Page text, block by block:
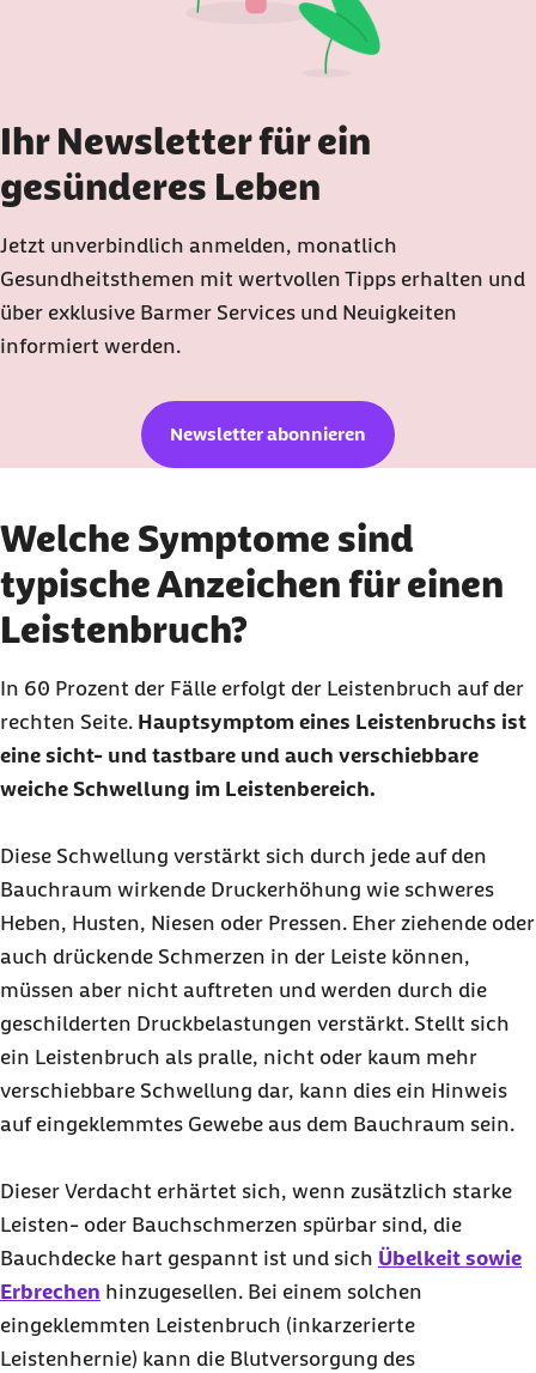
Ihr Newsletter für ein
gesünderes Leben
Jetzt unverbindlich anmelden, monatlich
Gesundheitsthemen mit wertvollen Tipps erhalten und
über exklusive Barmer Services und Neuigkeiten
informiert werden.
Newsletter abonnieren
Welche Symptome sind
typische Anzeichen für einen
Leistenbruch?
In 60 Prozent der Fälle erfolgt der Leistenbruch auf der
rechten Seite. Hauptsymptom eines Leistenbruchs ist
eine sicht- und tastbare und auch verschiebbare
weiche Schwellung im Leistenbereich.
Diese Schwellung verstärkt sich durch jede auf den
Bauchraum wirkende Druckerhöhung wie schweres
Heben, Husten, Niesen oder Pressen. Eher ziehende oder
auch drückende Schmerzen in der Leiste können,
müssen aber nicht auftreten und werden durch die
geschilderten Druckbelastungen verstärkt. Stellt sich
ein Leistenbruch als pralle, nicht oder kaum mehr
verschiebbare Schwellung dar, kann dies ein Hinweis
auf eingeklemmtes Gewebe aus dem Bauchraum sein.
Dieser Verdacht erhärtet sich, wenn zusätzlich starke
Leisten- oder Bauchschmerzen spürbar sind, die
Bauchdecke hart gespannt ist und sich Übelkeit sowie
Erbrechen hinzugesellen. Bei einem solchen
eingeklemmten Leistenbruch (inkarzerierte
Leistenhernie) kann die Blutversorgung des